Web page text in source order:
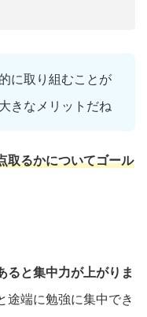
に取り組むことが
きなメリットだね
取るかについてゴール
ると集中力が上がりま
途端に勉強に集中でき